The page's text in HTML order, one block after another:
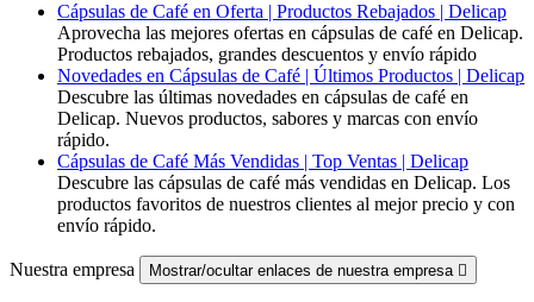
Cápsulas de Café en Oferta | Productos Rebajados | Delicap
Aprovecha las mejores ofertas en cápsulas de café en Delicap.
Productos rebajados, grandes descuentos y envío rápido
Novedades en Cápsulas de Café | Últimos Productos | Delicap
Descubre las últimas novedades en cápsulas de café en
Delicap. Nuevos productos, sabores y marcas con envío
rápido.
Cápsulas de Café Más Vendidas | Top Ventas | Delicap
Descubre las cápsulas de café más vendidas en Delicap. Los
productos favoritos de nuestros clientes al mejor precio y con
envío rápido.
Nuestra empresa Mostrar/ocultar enlaces de nuestra empresa 